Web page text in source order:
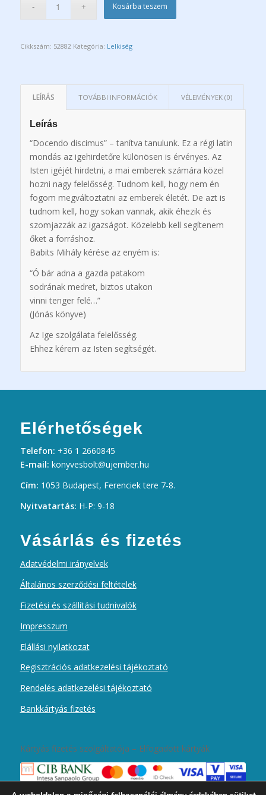
Kosárba teszem
Cikkszám: 52882 Kategória: Lelkiség
LEÍRÁS TOVÁBBI INFORMÁCIÓK VÉLEMÉNYEK (0)
Leírás
“Docendo discimus” – tanítva tanulunk. Ez a régi latin
mondás az igehirdetőre különösen is érvényes. Az
Isten igéjét hirdetni, a mai emberek számára közel
hozni nagy felelősség. Tudnom kell, hogy nem én
fogom megváltoztatni az emberek életét. De azt is
tudnom kell, hogy sokan vannak, akik éhezik és
szomjazzák az igazságot. Közelebb kell segítenem
őket a forráshoz.
Babits Mihály kérése az enyém is:
“Ó bár adna a gazda patakom
sodrának medret, biztos utakon
vinni tenger felé…”
(Jónás könyve)
Az Ige szolgálata felelősség.
Ehhez kérem az Isten segítségét.
Elérhetőségek
Telefon: +36 1 2660845
E-mail: konyvesbolt@ujember.hu
Cím: 1053 Budapest, Ferenciek tere 7-8.
Nyitvatartás: H-P: 9-18
Vásárlás és fizetés
Adatvédelmi irányelvek
Általános szerződési feltételek
Fizetési és szállítási tudnivalók
Impresszum
Elállási nyilatkozat
Regisztrációs adatkezelési tájékoztató
Rendelés adatkezelési tájékoztató
Bankkártyás fizetés
Kártyás fizetés szolgáltatója – Elfogadott kártyák